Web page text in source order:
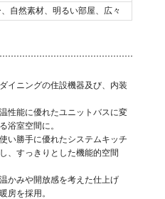
自然素材、明るい部屋、広々
イニングの住設機器及び、内装
性能に優れたユニットバスに変
浴室空間に。
い勝手に優れたシステムキッチ
、すっきりとした機能的空間
かみや開放感を考えた仕上げ
房を採用。